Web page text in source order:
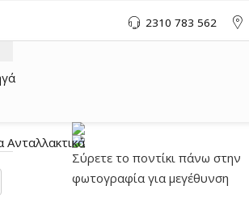
2310 783 562
Ανταλλακτικά
Σύρετε το ποντίκι πάνω στην
φωτογραφία για μεγέθυνση